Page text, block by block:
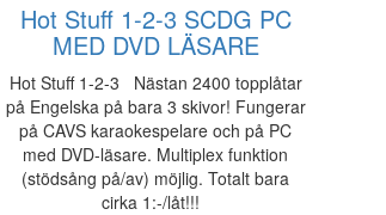
Hot Stuff 1-2-3 SCDG PC
MED DVD LÄSARE
Hot Stuff 1-2-3 Nästan 2400 topplåtar
på Engelska på bara 3 skivor! Fungerar
på CAVS karaokespelare och på PC
med DVD-läsare. Multiplex funktion
(stödsång på/av) möjlig. Totalt bara
cirka 1:-/låt!!!